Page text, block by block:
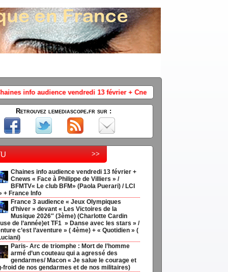
février + Cnews « Face à Philippe de Villiers » / BFMTV« Le club
Retrouvez lemediascope.fr sur :
>>
Chaines info audience vendredi 13 février +
Cnews « Face à Philippe de Villiers » /
BFMTV« Le club BFM» (Paola Puerari) / LCI
+ France Info
France 3 audience « Jeux Olympiques
d’hiver » devant « Les Victoires de la
Musique 2026″ (3ème) (Charlotte Cardin
de l’année)et TF1 » Danse avec les stars » /
c’est l’aventure » ( 4ème) + « Quotidien » (
Paris- Arc de triomphe : Mort de l’homme
armé d’un couteau qui a agressé des
gendarmes/ Macon « Je salue le courage et
froid de nos gendarmes et de nos militaires)